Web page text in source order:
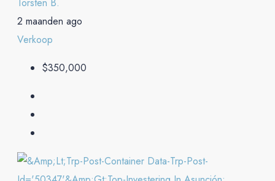
Torsten B.
2 maanden ago
Verkoop
$350,000